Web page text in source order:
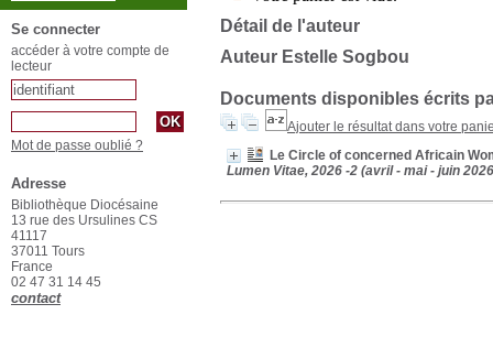
Détail de l'auteur
Auteur Estelle Sogbou
Documents disponibles écrits
Ajouter le résultat dans votre
Le Circle of concerned Africain
Lumen Vitae, 2026 -2 (avril - mai - juin
Se connecter
accéder à votre compte de
lecteur
Mot de passe oublié ?
Adresse
Bibliothèque Diocésaine
13 rue des Ursulines CS
41117
37011 Tours
France
02 47 31 14 45
contact